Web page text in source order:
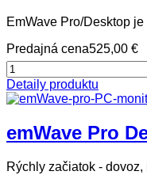
EmWave Pro/Desktop
Predajná cena525,00 €
Detaily produktu
emWave Pro
Rýchly začiatok -